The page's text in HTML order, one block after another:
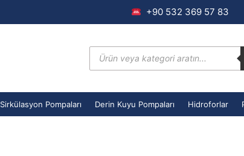
+90 532 369 57 83
Products
search
Sirkülasyon Pompaları Derin Kuyu Pompaları Hidroforlar